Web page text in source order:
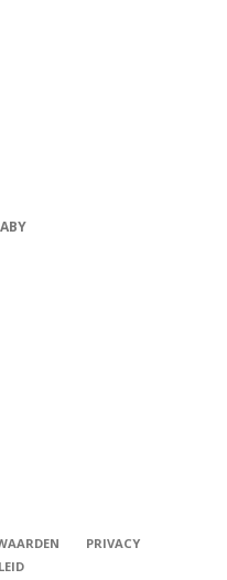
PRIVACY